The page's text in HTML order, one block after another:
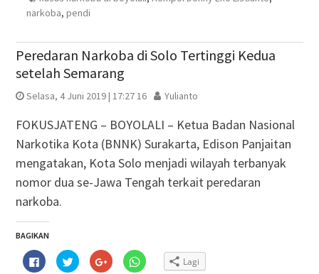
narkoba, pendi
Peredaran Narkoba di Solo Tertinggi Kedua
setelah Semarang
Selasa, 4 Juni 2019 | 17:27 16 Yulianto
FOKUSJATENG – BOYOLALI – Ketua Badan Nasional
Narkotika Kota (BNNK) Surakarta, Edison Panjaitan
mengatakan, Kota Solo menjadi wilayah terbanyak
nomor dua se-Jawa Tengah terkait peredaran
narkoba.
BAGIKAN
Klik
untuk
Klik
untuk
Klik
untuk
Klik
untuk Lagi